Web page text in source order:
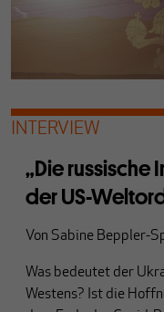
INTERVIEW
„Die russische
der US-
Von Sabine Beppler-
Was bedeutet der
Westens? Ist die